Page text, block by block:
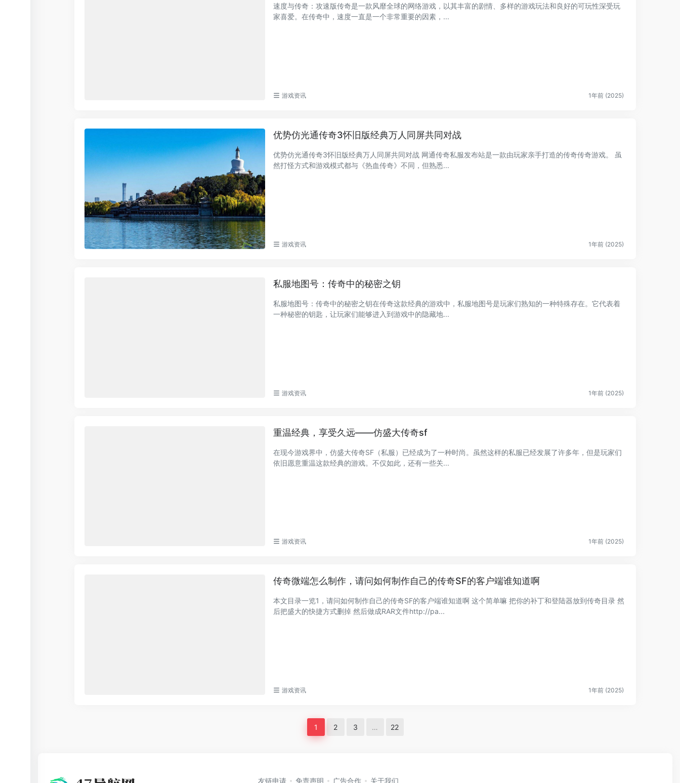
速度与传奇：攻速版传奇是一款风靡全球的网络游戏，以其丰富的剧情、多样的游戏玩法和良好的可玩性深受玩
家喜爱。在传奇中，速度一直是一个非常重要的因素，...
游戏资讯 1年前 (2025)
优势仿光通传奇3怀旧版经典万人同屏共同对战
优势仿光通传奇3怀旧版经典万人同屏共同对战 网通传奇私服发布站是一款由玩家亲手打造的传奇传奇游戏。 虽
然打怪方式和游戏模式都与《热血传奇》不同，但熟悉...
游戏资讯 1年前 (2025)
私服地图号：传奇中的秘密之钥
私服地图号：传奇中的秘密之钥在传奇这款经典的游戏中，私服地图号是玩家们熟知的一种特殊存在。它代表着
一种秘密的钥匙，让玩家们能够进入到游戏中的隐藏地...
游戏资讯 1年前 (2025)
重温经典，享受久远——仿盛大传奇sf
在现今游戏界中，仿盛大传奇SF（私服）已经成为了一种时尚。虽然这样的私服已经发展了许多年，但是玩家们
依旧愿意重温这款经典的游戏。不仅如此，还有一些关...
游戏资讯 1年前 (2025)
传奇微端怎么制作，请问如何制作自己的传奇SF的客户端谁知道啊
本文目录一览1，请问如何制作自己的传奇SF的客户端谁知道啊 这个简单嘛 把你的补丁和登陆器放到传奇目录 然
后把盛大的快捷方式删掉 然后做成RAR文件http://pa...
游戏资讯 1年前 (2025)
1 2 3 … 22
友链申请 免责声明 广告合作 关于我们